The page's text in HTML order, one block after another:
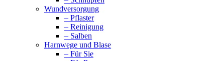
Wundversorgung
– Pflaster
– Reinigung
– Salben
Harnwege und Blase
– Für Sie